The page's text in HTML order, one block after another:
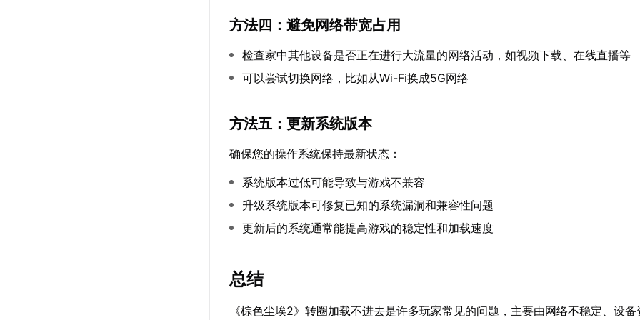
方法四：避免网络带宽占用
检查家中其他设备是否正在进行大流量的网络活动，如视频下载、在线直播等
可以尝试切换网络，比如从Wi-Fi换成5G网络
方法五：更新系统版本
确保您的操作系统保持最新状态：
系统版本过低可能导致与游戏不兼容
升级系统版本可修复已知的系统漏洞和兼容性问题
更新后的系统通常能提高游戏的稳定性和加载速度
总结
《棕色尘埃2》转圈加载不进去是许多玩家常见的问题，主要由网络不稳定、设